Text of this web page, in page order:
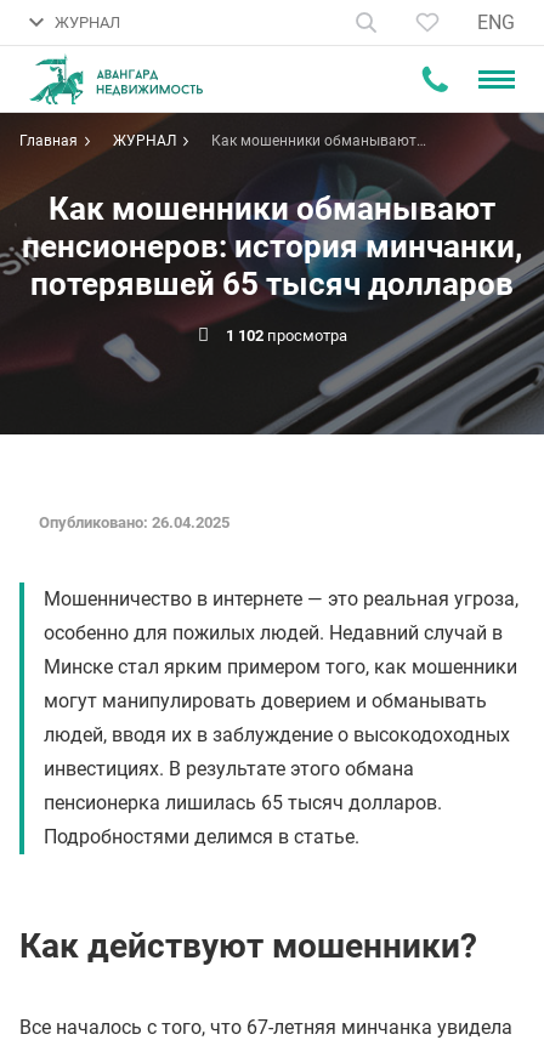
ЖУРНАЛ ENG
Главная ЖУРНАЛ
Как мошенники обманывают
пенсионеров: история минчанки,
потерявшей 65 тысяч долларов
Как мошенники обманывают
пенсионеров: история минчанки,
потерявшей 65 тысяч долларов
1 102просмотра
Опубликовано: 26.04.2025
Мошенничество в интернете — это реальная угроза,
особенно для пожилых людей. Недавний случай в
Минске стал ярким примером того, как мошенники
могут манипулировать доверием и обманывать
людей, вводя их в заблуждение о высокодоходных
инвестициях. В результате этого обмана
пенсионерка лишилась 65 тысяч долларов.
Подробностями делимся в статье.
Как действуют мошенники?
Все началось с того, что 67-летняя минчанка увидела